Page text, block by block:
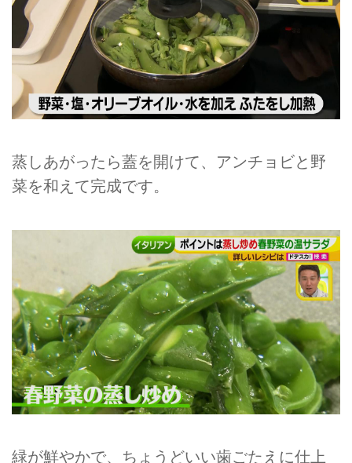
蒸しあがったら蓋を開けて、アンチョビと野
菜を和えて完成です。
緑が鮮やかで、ちょうどいい歯ごたえに仕上